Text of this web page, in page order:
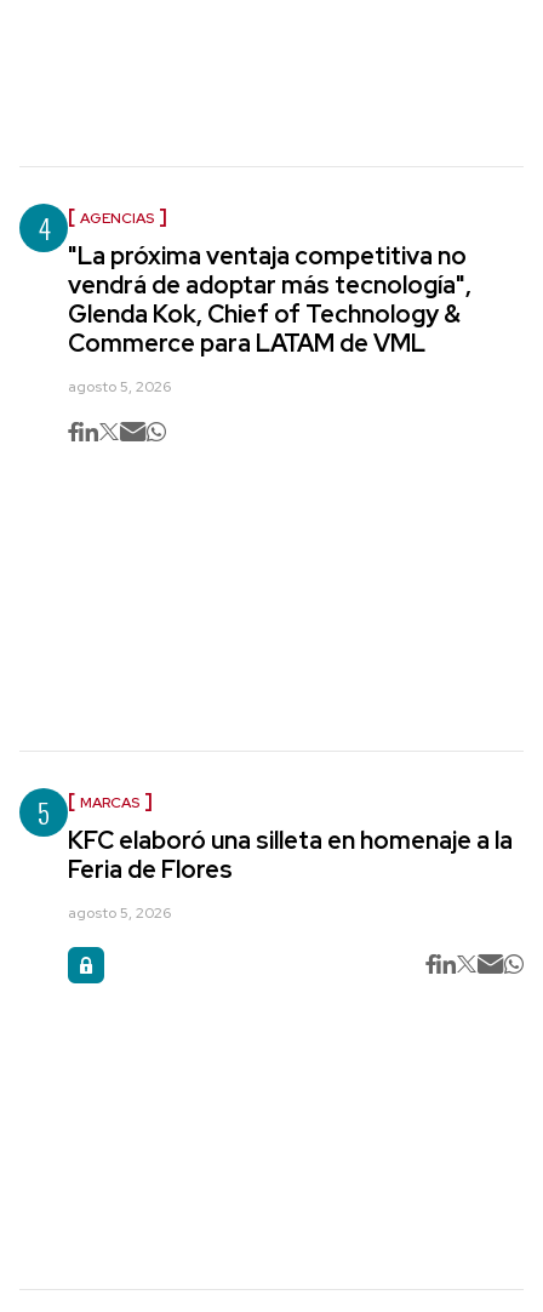
4 AGENCIAS
"La próxima ventaja competitiva no
vendrá de adoptar más tecnología",
Glenda Kok, Chief of Technology &
Commerce para LATAM de VML
agosto 5, 2026
5 MARCAS
KFC elaboró una silleta en homenaje a la
Feria de Flores
agosto 5, 2026